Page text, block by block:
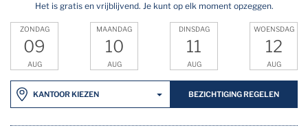
Het is gratis en vrijblijvend. Je kunt op elk moment opzeggen.
ZONDAG
09
AUG
MAANDAG
10
AUG
DINSDAG
11
AUG
WOENSDAG
12
AUG
KANTOOR KIEZEN BEZICHTIGING REGELEN